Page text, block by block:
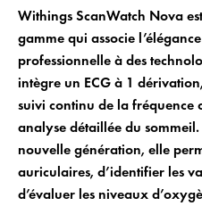
Withings ScanWatch Nova
gamme qui associe
professionnelle à des
intègre un ECG à 1
suivi continu de la fréquence
analyse détaillée du
nouvelle génération, elle
auriculaires, d’identifier les
d’évaluer les niveaux
Ajouter à la liste de souhaits
add_circle_outline Créer une nouvelle liste
Créer une liste de souhaits
Nom de la liste de souhaits
Annuler
Login
Vous devez être connecté pour
de souhaits.
Annuler